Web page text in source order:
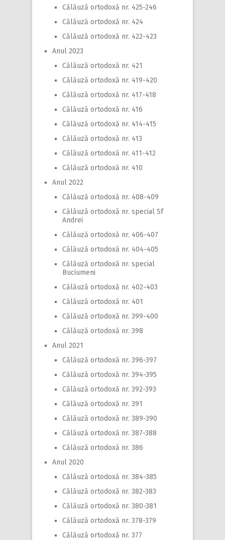
Călăuză ortodoxă nr. 425-246
Călăuză ortodoxă nr. 424
Călăuză ortodoxă nr. 422-423
Anul 2023
Călăuză ortodoxă nr. 421
Călăuză ortodoxă nr. 419-420
Călăuză ortodoxă nr. 417-418
Călăuză ortodoxă nr. 416
Călăuză ortodoxă nr. 414-415
Călăuză ortodoxă nr. 413
Călăuză ortodoxă nr. 411-412
Călăuză ortodoxă nr. 410
Anul 2022
Călăuză ortodoxă nr. 408-409
Călăuză ortodoxă nr. special Sf
Andrei
Călăuză ortodoxă nr. 406-407
Călăuză ortodoxă nr. 404-405
Călăuză ortodoxă nr. special
Buciumeni
Călăuză ortodoxă nr. 402-403
Călăuză ortodoxă nr. 401
Călăuză ortodoxă nr. 399-400
Călăuză ortodoxă nr. 398
Anul 2021
Călăuză ortodoxă nr. 396-397
Călăuză ortodoxă nr. 394-395
Călăuză ortodoxă nr. 392-393
Călăuză ortodoxă nr. 391
Călăuză ortodoxă nr. 389-390
Călăuză ortodoxă nr. 387-388
Călăuză ortodoxă nr. 386
Anul 2020
Călăuză ortodoxă nr. 384-385
Călăuză ortodoxă nr. 382-383
Călăuză ortodoxă nr. 380-381
Călăuză ortodoxă nr. 378-379
Călăuză ortodoxă nr. 377